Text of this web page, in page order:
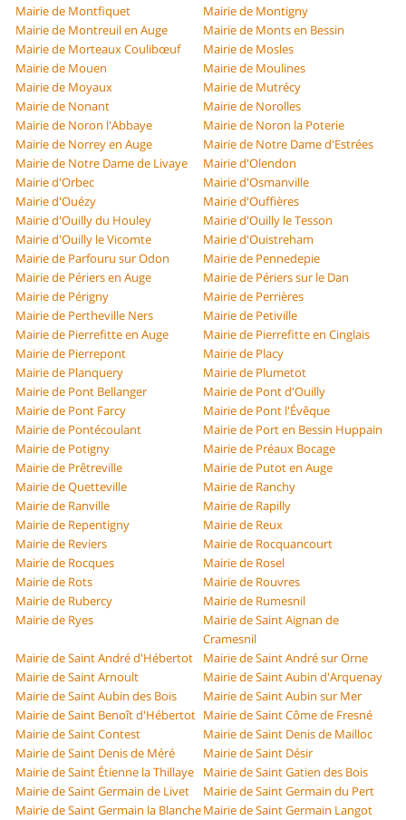
Mairie de Montfiquet
Mairie de Montigny
Mairie de Montreuil en Auge
Mairie de Monts en Bessin
Mairie de Morteaux Coulibœuf
Mairie de Mosles
Mairie de Mouen
Mairie de Moulines
Mairie de Moyaux
Mairie de Mutrécy
Mairie de Nonant
Mairie de Norolles
Mairie de Noron l'Abbaye
Mairie de Noron la Poterie
Mairie de Norrey en Auge
Mairie de Notre Dame d'Estrées
Mairie de Notre Dame de Livaye
Mairie d'Olendon
Mairie d'Orbec
Mairie d'Osmanville
Mairie d'Ouézy
Mairie d'Ouffières
Mairie d'Ouilly du Houley
Mairie d'Ouilly le Tesson
Mairie d'Ouilly le Vicomte
Mairie d'Ouistreham
Mairie de Parfouru sur Odon
Mairie de Pennedepie
Mairie de Périers en Auge
Mairie de Périers sur le Dan
Mairie de Périgny
Mairie de Perrières
Mairie de Pertheville Ners
Mairie de Petiville
Mairie de Pierrefitte en Auge
Mairie de Pierrefitte en Cinglais
Mairie de Pierrepont
Mairie de Placy
Mairie de Planquery
Mairie de Plumetot
Mairie de Pont Bellanger
Mairie de Pont d'Ouilly
Mairie de Pont Farcy
Mairie de Pont l'Évêque
Mairie de Pontécoulant
Mairie de Port en Bessin Huppain
Mairie de Potigny
Mairie de Préaux Bocage
Mairie de Prêtreville
Mairie de Putot en Auge
Mairie de Quetteville
Mairie de Ranchy
Mairie de Ranville
Mairie de Rapilly
Mairie de Repentigny
Mairie de Reux
Mairie de Reviers
Mairie de Rocquancourt
Mairie de Rocques
Mairie de Rosel
Mairie de Rots
Mairie de Rouvres
Mairie de Rubercy
Mairie de Rumesnil
Mairie de Ryes
Mairie de Saint Aignan de
Cramesnil
Mairie de Saint André d'Hébertot
Mairie de Saint André sur Orne
Mairie de Saint Arnoult
Mairie de Saint Aubin d'Arquenay
Mairie de Saint Aubin des Bois
Mairie de Saint Aubin sur Mer
Mairie de Saint Benoît d'Hébertot Mairie de Saint Côme de Fresné
Mairie de Saint Contest
Mairie de Saint Denis de Mailloc
Mairie de Saint Denis de Méré
Mairie de Saint Désir
Mairie de Saint Étienne la Thillaye
Mairie de Saint Gatien des Bois
Mairie de Saint Germain de Livet
Mairie de Saint Germain du Pert
Mairie de Saint Germain la BlancheMairie de Saint Germain Langot